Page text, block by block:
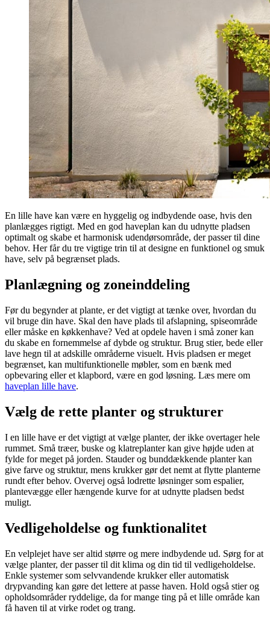
En lille have kan være en hyggelig og indbydende oase, hvis den
planlægges rigtigt. Med en god haveplan kan du udnytte pladsen
optimalt og skabe et harmonisk udendørsområde, der passer til dine
behov. Her får du tre vigtige trin til at designe en funktionel og smuk
have, selv på begrænset plads.
Planlægning og zoneinddeling
Før du begynder at plante, er det vigtigt at tænke over, hvordan du
vil bruge din have. Skal den have plads til afslapning, spiseområde
eller måske en køkkenhave? Ved at opdele haven i små zoner kan
du skabe en fornemmelse af dybde og struktur. Brug stier, bede eller
lave hegn til at adskille områderne visuelt. Hvis pladsen er meget
begrænset, kan multifunktionelle møbler, som en bænk med
opbevaring eller et klapbord, være en god løsning. Læs mere om
haveplan lille have.
Vælg de rette planter og strukturer
I en lille have er det vigtigt at vælge planter, der ikke overtager hele
rummet. Små træer, buske og klatreplanter kan give højde uden at
fylde for meget på jorden. Stauder og bunddækkende planter kan
give farve og struktur, mens krukker gør det nemt at flytte planterne
rundt efter behov. Overvej også lodrette løsninger som espalier,
plantevægge eller hængende kurve for at udnytte pladsen bedst
muligt.
Vedligeholdelse og funktionalitet
En velplejet have ser altid større og mere indbydende ud. Sørg for at
vælge planter, der passer til dit klima og din tid til vedligeholdelse.
Enkle systemer som selvvandende krukker eller automatisk
drypvanding kan gøre det lettere at passe haven. Hold også stier og
opholdsområder ryddelige, da for mange ting på et lille område kan
få haven til at virke rodet og trang.